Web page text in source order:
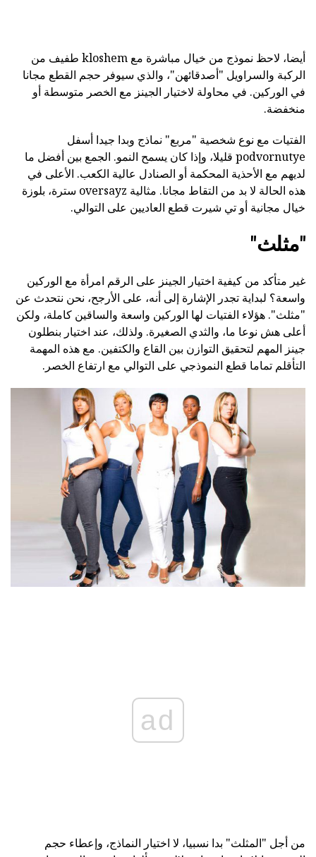
أيضا، لاحظ نموذج من خيال مباشرة مع kloshem طفيف من
الركبة والسراويل "أصدقائهن"، والذي سيوفر حجم القطع مجانا
في الوركين. في محاولة لاختيار الجينز مع الخصر متوسطة أو
منخفضة.
الفتيات مع نوع شخصية "مربع" نماذج وبدا جيدا أسفل
podvornutye قليلا، وإذا كان يسمح النمو. الجمع بين أفضل ما
لديهم مع الأحذية المحكمة أو الصنادل عالية الكعب. الأعلى في
هذه الحالة لا بد من التقاط مجانا. مثالية oversayz سترة، بلوزة
خيال مجانية أو تي شيرت قطع العاديين على التوالي.
"مثلث"
غير متأكد من كيفية اختيار الجينز على الرقم امرأة مع الوركين
واسعة؟ لبداية تجدر الإشارة إلى أنه، على الأرجح، نحن نتحدث عن
"مثلث". هؤلاء الفتيات لها الوركين واسعة والساقين كاملة، ولكن
أعلى هش نوعا ما، والثدي الصغيرة. ولذلك، عند اختيار بنطلون
جينز المهم لتحقيق التوازن بين القاع والكتفين. مع هذه المهمة
التأقلم تماما قطع النموذجي على التوالي مع ارتفاع الخصر.
ad
من أجل "المثلث" بدا نسبيا، لا اختيار النماذج، وإعطاء حجم